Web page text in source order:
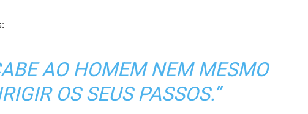
AO HOMEM NEM MESMO
OS SEUS PASSOS.”